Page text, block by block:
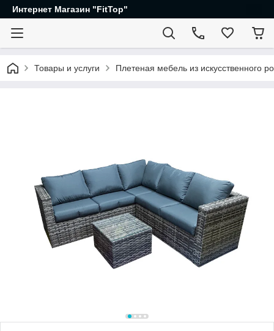
Интернет Магазин "FitTop"
Товары и услуги Плетеная мебель из искусственного